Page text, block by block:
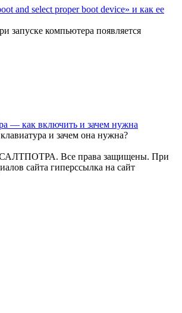
and select proper boot device» и как ее
запуске компьютера появляется
— как включить и зачем нужна
и зачем она нужна?
Все права защищены. При
сайта гиперссылка на сайт